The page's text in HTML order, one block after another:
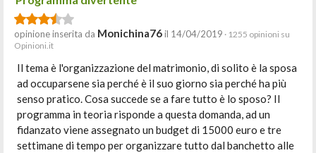
opinione inserita da Monichina76il 14/04/2019 · 1255 opinioni su
Opinioni.it
Il tema è l'organizzazione del matrimonio, di solito è la sposa
ad occuparsene sia perché è il suo giorno sia perché ha più
senso pratico. Cosa succede se a fare tutto è lo sposo? Il
programma in teoria risponde a questa domanda, ad un
fidanzato viene assegnato un budget di 15000 euro e tre
settimane di tempo per organizzare tutto dal banchetto alle